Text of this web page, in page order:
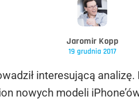
Jaromir Kopp
19 grudnia 2017
interesującą
nowych modeli